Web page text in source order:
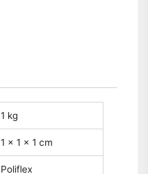
1 kg
1 × 1 × 1 cm
Poliflex